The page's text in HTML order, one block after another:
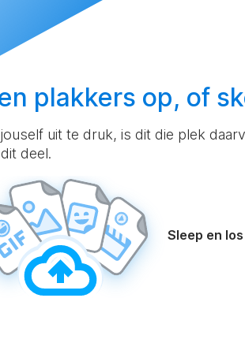
en plakkers op, of
uit te druk, is dit die plek
deel.
Sleep en